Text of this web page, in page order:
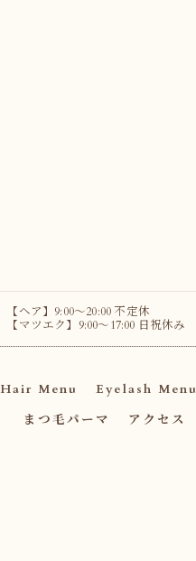
【ヘア】9:00～20:00 不定休
【マツエク】9:00～17:00 日祝休み
Hair Menu Eyelash Menu
まつ毛パーマ
アクセス